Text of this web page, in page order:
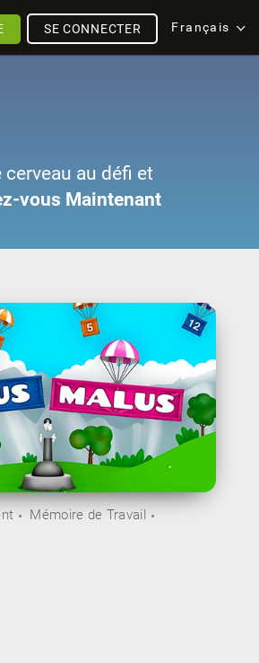
Français
SE CONNECTER
au défi et
vous Maintenant
Mémoire de Travail